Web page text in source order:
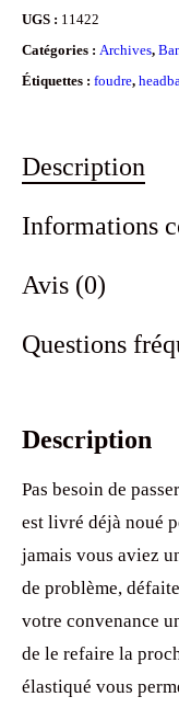
UGS : 11422
Catégories : Archives,
Étiquettes : foudre,
Description
Informations
Avis (0)
Questions
Description
Pas besoin de
est livré déjà noué
jamais vous aviez
de problème,
votre convenance
de le refaire la
élastiqué vous